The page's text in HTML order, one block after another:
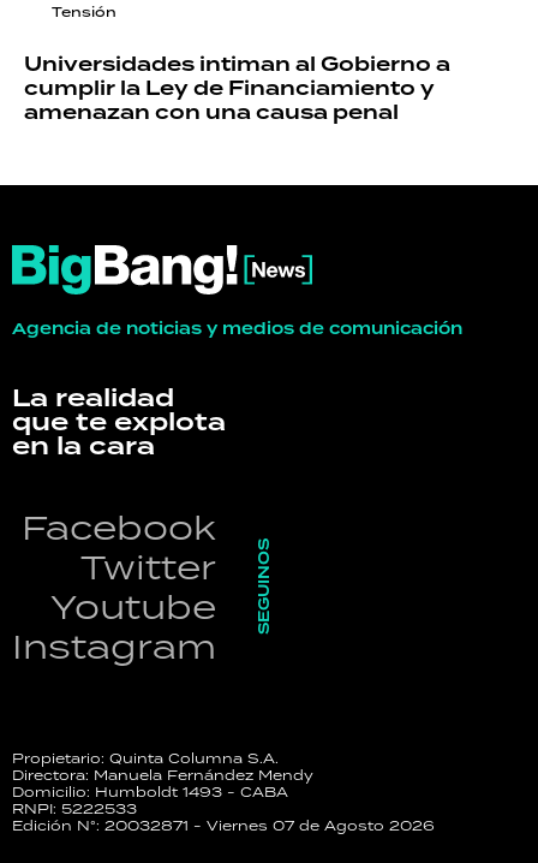
Tensión
Universidades intiman al Gobierno a
cumplir la Ley de Financiamiento y
amenazan con una causa penal
Agencia de noticias y medios de comunicación
La realidad
que te explota
en la cara
Facebook
Twitter
Youtube
Instagram
SEGUINOS
Propietario: Quinta Columna S.A.
Directora: Manuela Fernández Mendy
Domicilio: Humboldt 1493 - CABA
RNPI: 5222533
Edición N°: 20032871 - Viernes 07 de Agosto 2026